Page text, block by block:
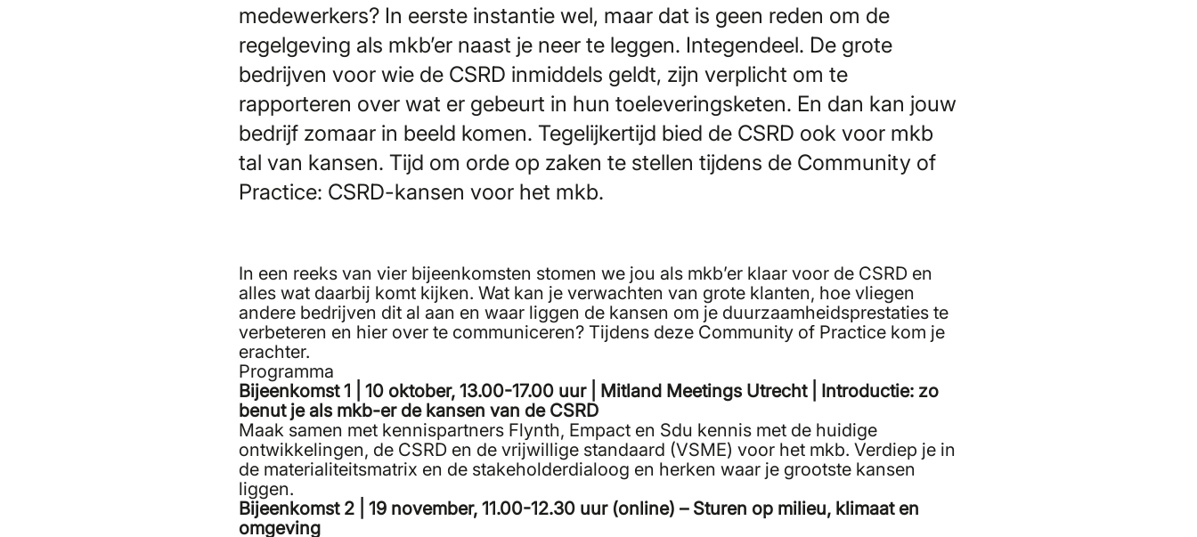
medewerkers? In eerste instantie wel, maar dat is geen reden om de
regelgeving als mkb’er naast je neer te leggen. Integendeel. De grote
bedrijven voor wie de CSRD inmiddels geldt, zijn verplicht om te
rapporteren over wat er gebeurt in hun toeleveringsketen. En dan kan jouw
bedrijf zomaar in beeld komen. Tegelijkertijd bied de CSRD ook voor mkb
tal van kansen. Tijd om orde op zaken te stellen tijdens de Community of
Practice: CSRD-kansen voor het mkb.
In een reeks van vier bijeenkomsten stomen we jou als mkb’er klaar voor de CSRD en
alles wat daarbij komt kijken. Wat kan je verwachten van grote klanten, hoe vliegen
andere bedrijven dit al aan en waar liggen de kansen om je duurzaamheidsprestaties te
verbeteren en hier over te communiceren? Tijdens deze Community of Practice kom je
erachter.
Programma
Bijeenkomst 1 | 10 oktober, 13.00-17.00 uur | Mitland Meetings Utrecht |
Introductie: zo
benut je als mkb-er de kansen van de CSRD
Maak samen met kennispartners Flynth, Empact en Sdu kennis met de huidige
ontwikkelingen, de CSRD en de vrijwillige standaard (VSME) voor het mkb. Verdiep je in
de materialiteitsmatrix en de stakeholderdialoog en herken waar je grootste kansen
liggen.
Bijeenkomst 2 | 19 november, 11.00-12.30 uur (online) – Sturen op milieu, klimaat en
omgeving